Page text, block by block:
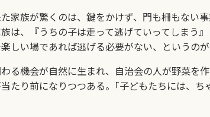
家族が驚くのは、鍵をかけず、門も柵もない
は、『うちの子は走って逃げていってしまう
しい場であれば逃げる必要がない、というのが
る機会が自然に生まれ、自治会の人が野菜を
たり前になりつつある。｢子どもたちには、